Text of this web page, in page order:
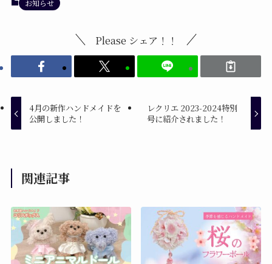
お知らせ
Please シェア！！
4月の新作ハンドメイドを
公開しました！
レクリエ 2023-2024特別
号に紹介されました！
関連記事